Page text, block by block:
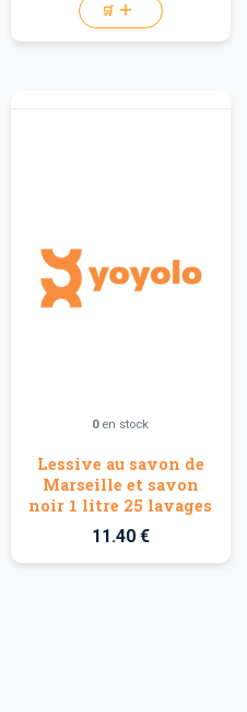
🛒
0en stock
Lessive au savon de
Marseille et savon
noir 1 litre 25 lavages
11.40 €